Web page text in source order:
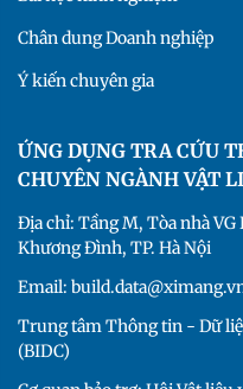
Chân dung Doanh nghiệp
Ý kiến chuyên gia
ỨNG DỤNG TRA CỨU
CHUYÊN NGÀNH VẬT
Địa chỉ: Tầng M, Tòa nhà
Khương Đình, TP. Hà Nội
Email:
Trung tâm Thông tin - Dữ
(BIDC)